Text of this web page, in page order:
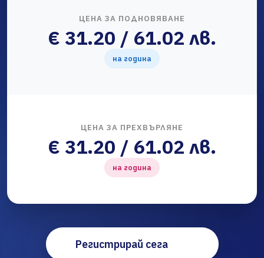
ЦЕНА ЗА ПОДНОВЯВАНЕ
€ 31.20 / 61.02 лв.
на година
ЦЕНА ЗА ПРЕХВЪРЛЯНЕ
€ 31.20 / 61.02 лв.
на година
Регистрирай сега